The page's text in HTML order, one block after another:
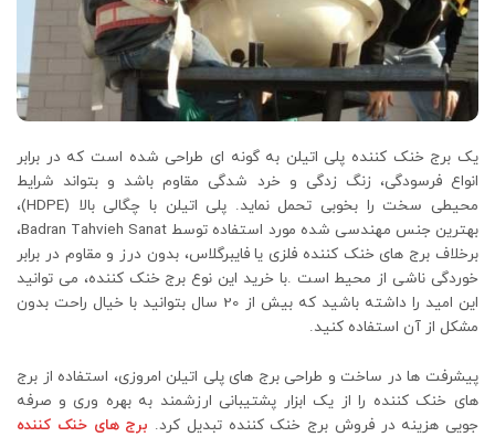
یک برج خنک کننده پلی اتیلن به گونه ای طراحی شده است که در برابر
انواع فرسودگی، زنگ زدگی و خرد شدگی مقاوم باشد و بتواند شرایط
محیطی سخت را بخوبی تحمل نماید. پلی اتیلن با چگالی بالا (HDPE)،
بهترین جنس مهندسی شده مورد استفاده توسط Badran Tahvieh Sanat،
برخلاف برج های خنک کننده فلزی یا فایبرگلاس، بدون درز و مقاوم در برابر
خوردگی ناشی از محیط است .با خرید این نوع برج خنک کننده، می توانید
این امید را داشته باشید که بیش از 20 سال بتوانید با خیال راحت بدون
مشکل از آن استفاده کنید.
پیشرفت ‌ها در ساخت و طراحی برج ‌های پلی اتیلن امروزی، استفاده از برج
‌های خنک ‌کننده را از یک ابزار پشتیبانی ارزشمند به بهره ‌وری و صرفه‌
جویی هزینه در فروش برج خنک ‌کننده تبدیل کرد. برج ‌های خنک‌ کننده